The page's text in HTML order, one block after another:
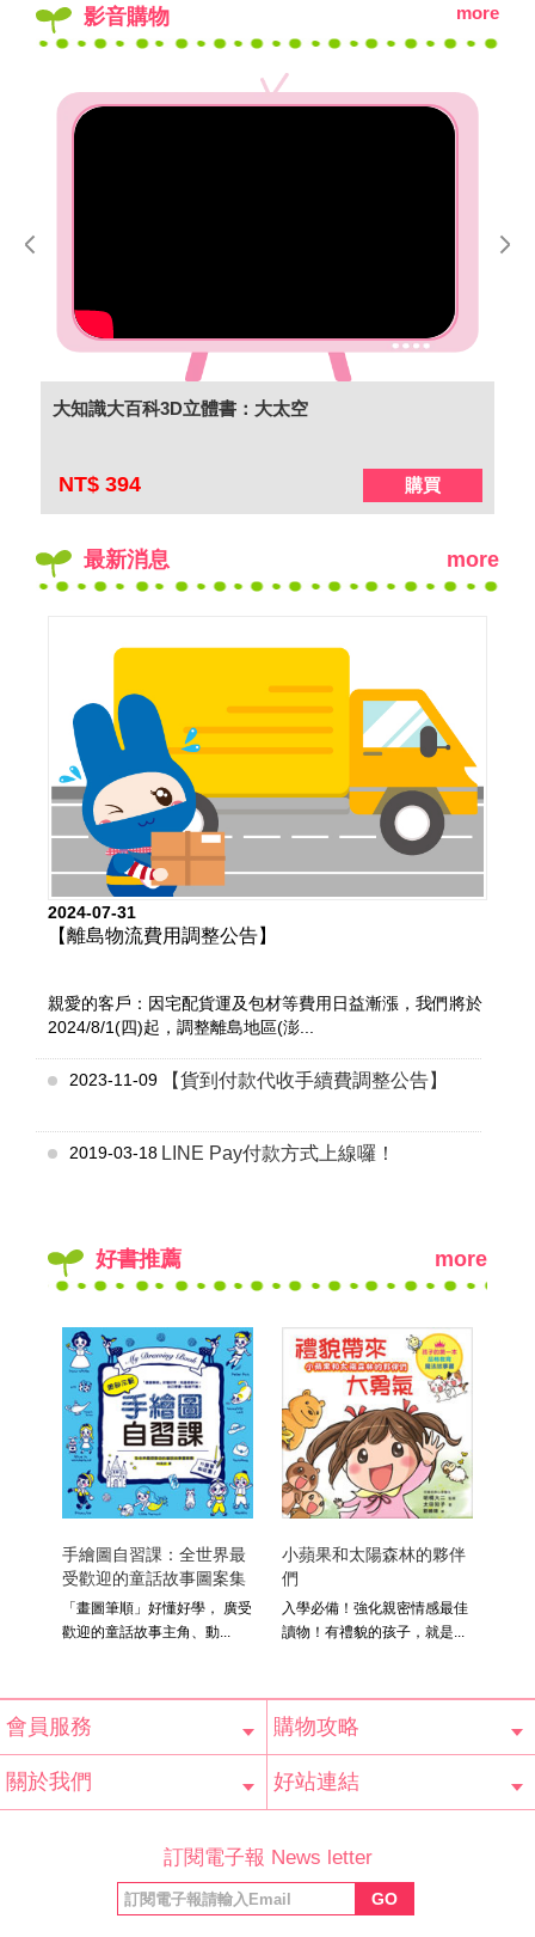
影音購物 more
大知識大百科3D立體書：大太空
NT$ 394 購買
最新消息 more
2024-07-31
【離島物流費用調整公告】
親愛的客戶：因宅配貨運及包材等費用日益漸漲，我們將於
2024/8/1(四)起，調整離島地區(澎...
2023-11-09 【貨到付款代收手續費調整公告】
2019-03-18 LINE Pay付款方式上線囉！
好書推薦 more
手繪圖自習課：全世界最
受歡迎的童話故事圖案集
「畫圖筆順」好懂好學， 廣受
歡迎的童話故事主角、動...
小蘋果和太陽森林的夥伴
們
入學必備！強化親密情感最佳
讀物！有禮貌的孩子，就是...
會員服務
會員辨法
客服信箱
隱私條款
網站導覽
購物攻略
常見問題
購物說明
訂單查詢
關於我們 好站連結
福利協會
絲專頁
訂閱電子報 News letter
GO